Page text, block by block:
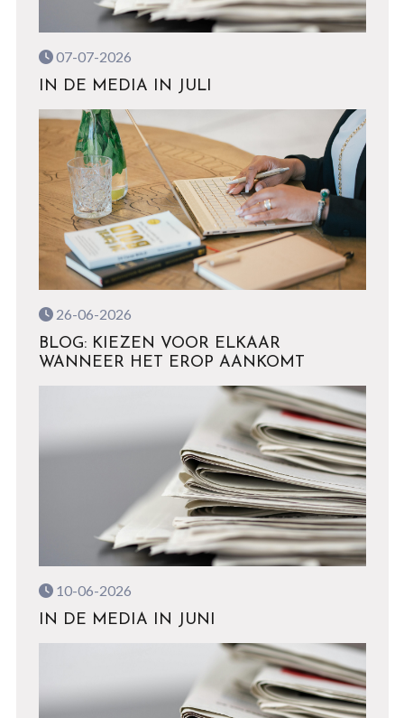
07-07-2026
IN DE MEDIA IN JULI
26-06-2026
BLOG: KIEZEN VOOR ELKAAR
WANNEER HET EROP AANKOMT
10-06-2026
IN DE MEDIA IN JUNI